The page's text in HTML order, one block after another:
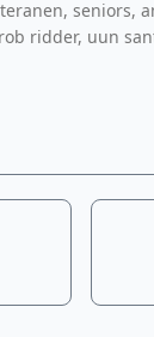
seniors,
ridder, uun